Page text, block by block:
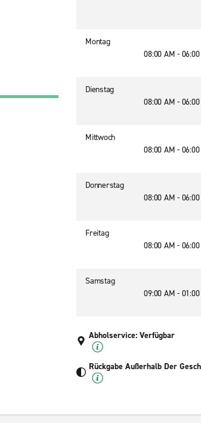
Montag
08:00 AM -
Dienstag
08:00 AM -
Mittwoch
08:00 AM -
Donnerstag
08:00 AM -
Freitag
08:00 AM -
Samstag
09:00 AM -
Abholservice: Verfügbar
Rückgabe Außerhalb Der